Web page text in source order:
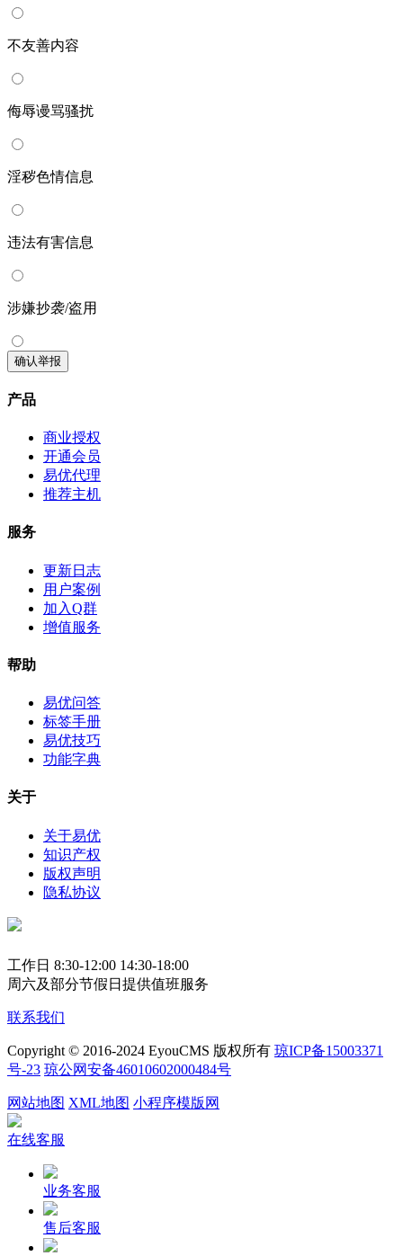
不友善内容
侮辱谩骂骚扰
淫秽色情信息
违法有害信息
涉嫌抄袭/盗用
确认举报
产品
商业授权
开通会员
易优代理
推荐主机
服务
更新日志
用户案例
加入Q群
增值服务
帮助
易优问答
标签手册
易优技巧
功能字典
关于
关于易优
知识产权
版权声明
隐私协议
工作日 8:30-12:00 14:30-18:00
周六及部分节假日提供值班服务
联系我们
Copyright © 2016-2024 EyouCMS 版权所有 琼ICP备15003371
号-23 琼公网安备46010602000484号
网站地图 XML地图 小程序模版网
在线客服
业务客服
售后客服